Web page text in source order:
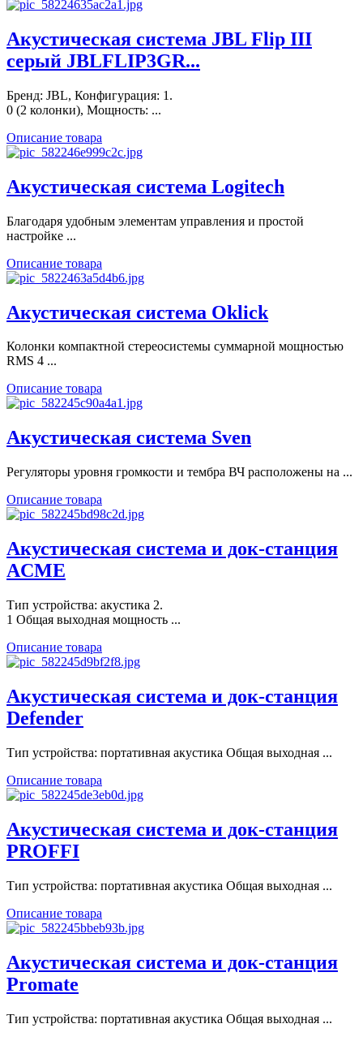
Акустическая система JBL Flip III
серый JBLFLIP3GR...
Бренд: JBL, Конфигурация: 1.
0 (2 колонки), Мощность: ...
Описание товара
Акустическая система Logitech
Благодаря удобным элементам управления и простой
настройке ...
Описание товара
Акустическая система Oklick
Колонки компактной стереосистемы суммарной мощностью
RMS 4 ...
Описание товара
Акустическая система Sven
Регуляторы уровня громкости и тембра ВЧ расположены на ...
Описание товара
Акустическая система и док-станция
ACME
Тип устройства: акустика 2.
1 Общая выходная мощность ...
Описание товара
Акустическая система и док-станция
Defender
Тип устройства: портативная акустика Общая выходная ...
Описание товара
Акустическая система и док-станция
PROFFI
Тип устройства: портативная акустика Общая выходная ...
Описание товара
Акустическая система и док-станция
Promate
Тип устройства: портативная акустика Общая выходная ...